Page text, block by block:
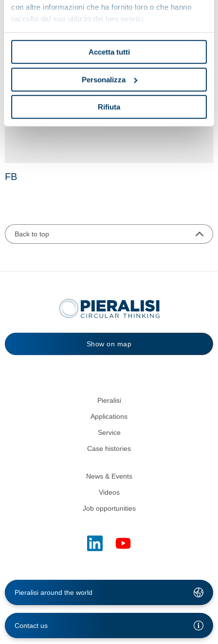
con altre informazioni che ha fornito loro o che hanno
raccolto dal suo utilizzo dei loro servizi.
Accetta tutti
Personalizza
Rifiuta
FB
Back to top
Show on map
Pieralisi
Applications
Service
Case histories
News & Events
Videos
Job opportunities
Pieralisi around the world
Contact us